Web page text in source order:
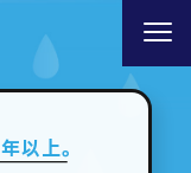
年以上。